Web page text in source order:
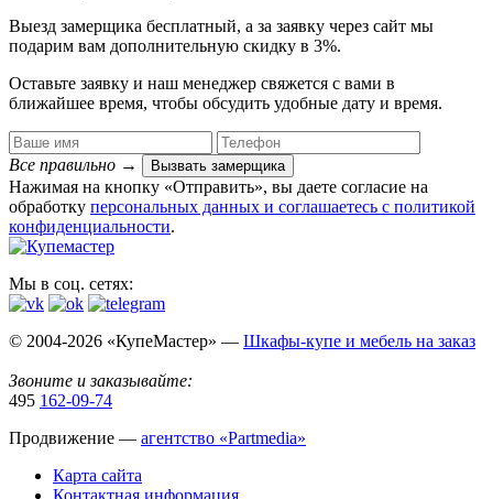
Выезд замерщика бесплатный, а за заявку через сайт мы
подарим вам дополнительную скидку в 3%.
Оставьте заявку и наш менеджер свяжется с вами в
ближайшее время, чтобы обсудить удобные дату и время.
Все правильно → Вызвать замерщика
Нажимая на кнопку «Отправить», вы даете согласие на
обработку персональных данных​ и соглашаетесь c политикой
конфиденциальности.
Мы в соц. сетях:
© 2004-2026 «КупеМастер» — Шкафы-купе и мебель на заказ
Звоните и заказывайте:
495 162-09-74
Продвижение — агентство «Partmedia»
Карта сайта